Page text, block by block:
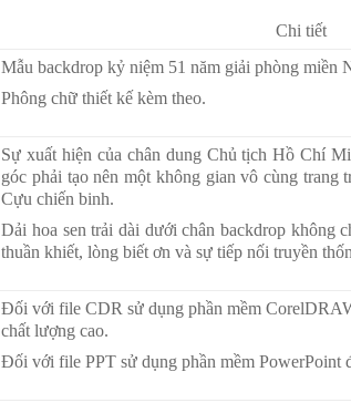
Chi tiết
Mẫu backdrop kỷ niệm 51 năm giải phòng miền
Phông chữ thiết kế kèm theo.
Sự xuất hiện của chân dung Chủ tịch Hồ Chí
góc phải tạo nên một không gian vô cùng trang
Cựu chiến binh.
Dải hoa sen trải dài dưới chân backdrop không
thuần khiết, lòng biết ơn và sự tiếp nối truyền
Đối với file CDR sử dụng phần mềm
chất lượng cao.
Đối với file PPT sử dụng phần mềm PowerPoint